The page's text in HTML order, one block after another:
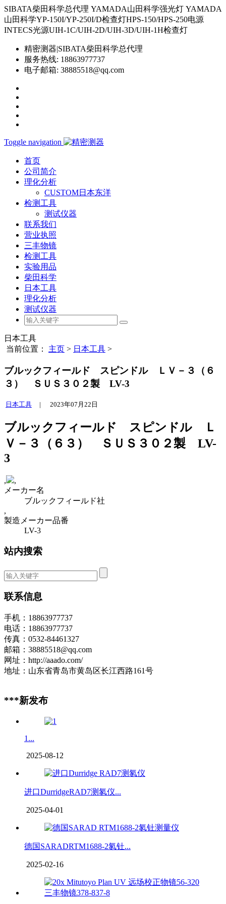
SIBATA柴田科学总代理 YAMADA山田科学强光灯 YAMADA
山田科学YP-150I/YP-250I/D检查灯HPS-150/HPS-250电源
INTECS光源UIH-1C/UIH-2D/UIH-3D/UIH-1H检查灯
精密测器|SIBATA柴田科学总代理
服务热线: 18863977737
电子邮箱: 38885518@qq.com
Toggle navigation
首页
公司简介
理化分析
CUSTOM日本东洋
检测工具
测试仪器
联系我们
营业执照
三丰物镜
检测工具
实验用品
柴田科学
日本工具
理化分析
测试仪器
日本工具
当前位置： 主页 > 日本工具 >
ブルックフィールド スピンドル ＬＶ－３（６
３） ＳＵＳ３０２製 LV-3
日本工具 | 2023年07月22日
ブルックフィールド スピンドル Ｌ
Ｖ－３（６３） ＳＵＳ３０２製 LV-
3
,
,
メーカー名
ブルックフィールド社
,
製造メーカー品番
LV-3
站内搜索
联系信息
手机：18863977737
电话：18863977737
传真：0532-84461327
邮箱：38885518@qq.com
网址：http://aaado.com/
地址：山东省青岛市黄岛区长江西路161号
***新发布
1...
2025-08-12
进口DurridgeRAD7测氡仪...
2025-04-01
德国SARADRTM1688-2氡钍...
2025-02-16